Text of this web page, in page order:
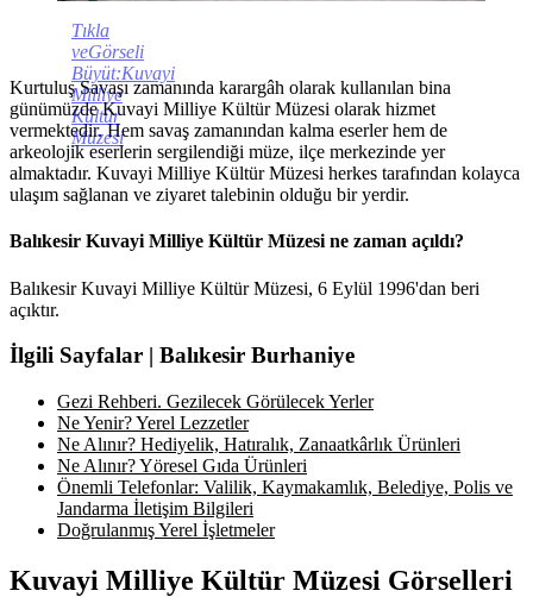
Tıkla
veGörseli
Büyüt:Kuvayi
Milliye
Kültür
Müzesi
Kurtuluş Savaşı zamanında karargâh olarak kullanılan bina
günümüzde Kuvayi Milliye Kültür Müzesi olarak hizmet
vermektedir. Hem savaş zamanından kalma eserler hem de
arkeolojik eserlerin sergilendiği müze, ilçe merkezinde yer
almaktadır. Kuvayi Milliye Kültür Müzesi herkes tarafından kolayca
ulaşım sağlanan ve ziyaret talebinin olduğu bir yerdir.
Balıkesir Kuvayi Milliye Kültür Müzesi ne zaman açıldı?
Balıkesir Kuvayi Milliye Kültür Müzesi, 6 Eylül 1996'dan beri
açıktır.
İlgili Sayfalar | Balıkesir Burhaniye
Gezi Rehberi. Gezilecek Görülecek Yerler
Ne Yenir? Yerel Lezzetler
Ne Alınır? Hediyelik, Hatıralık, Zanaatkârlık Ürünleri
Ne Alınır? Yöresel Gıda Ürünleri
Önemli Telefonlar: Valilik, Kaymakamlık, Belediye, Polis ve
Jandarma İletişim Bilgileri
Doğrulanmış Yerel İşletmeler
Kuvayi Milliye Kültür Müzesi Görselleri